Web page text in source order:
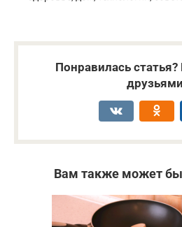
Понравилась
Вам также может